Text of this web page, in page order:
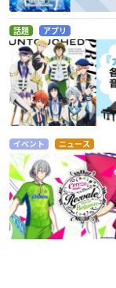
話題 アプリ
イベント ニュース